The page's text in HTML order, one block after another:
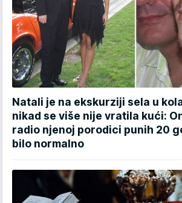
Natali je na ekskurziji sela u
nikad se više nije vratila kući:
radio njenoj porodici punih 20
bilo normalno